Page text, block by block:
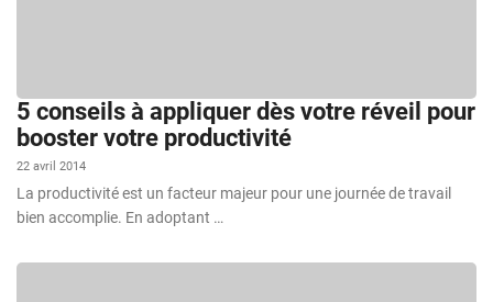
5 conseils à appliquer dès votre réveil pour
booster votre productivité
22 avril 2014
La productivité est un facteur majeur pour une journée de travail
bien accomplie. En adoptant …